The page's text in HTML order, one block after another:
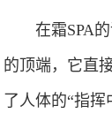
在霜SPA
的顶端，它直
了人体的“指